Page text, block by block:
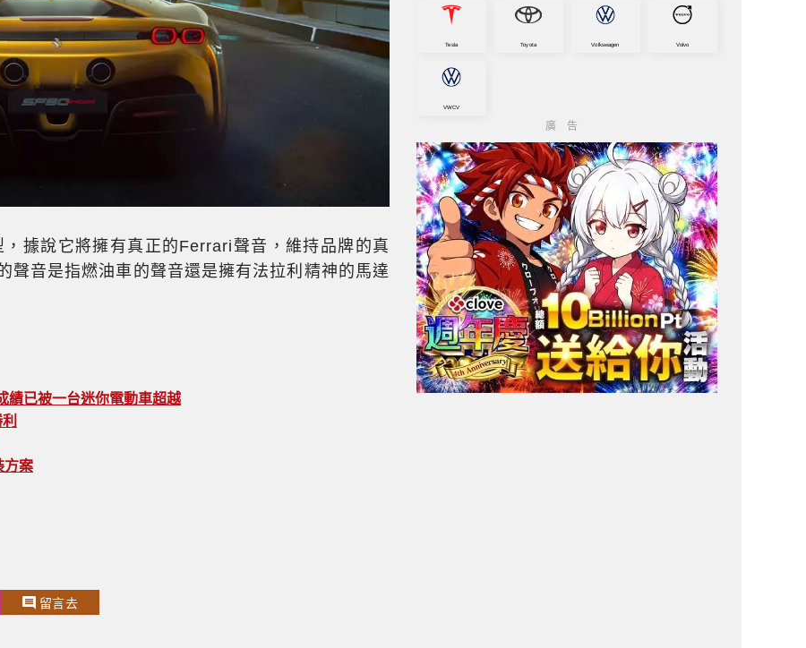
據說它將擁有真正的Ferrari聲音，維持品牌的真
聲音是指燃油車的聲音還是擁有法拉利精神的馬達
績已被一台迷你電動車超越
方案
留言去
Tesla Toyota Volkswagen Volvo
VWCV
廣告